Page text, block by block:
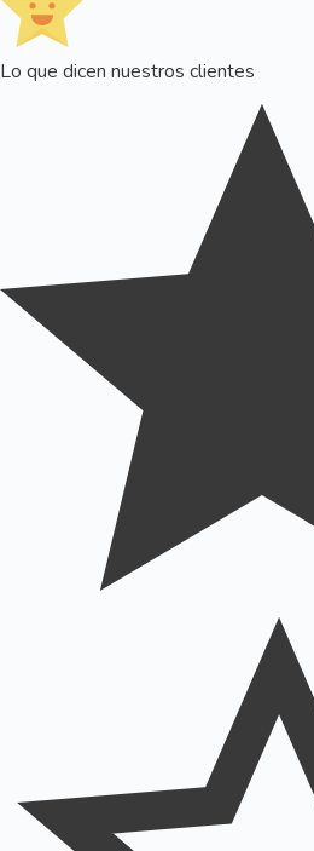
Lo que dicen nuestros clientes